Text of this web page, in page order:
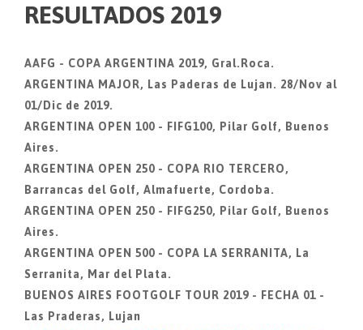
RESULTADOS 2019
AAFG - COPA ARGENTINA 2019, Gral.Roca.
ARGENTINA MAJOR, Las Paderas de Lujan. 28/Nov al
01/Dic de 2019.
ARGENTINA OPEN 100 - FIFG100, Pilar Golf, Buenos
Aires.
ARGENTINA OPEN 250 - COPA RIO TERCERO,
Barrancas del Golf, Almafuerte, Cordoba.
ARGENTINA OPEN 250 - FIFG250, Pilar Golf, Buenos
Aires.
ARGENTINA OPEN 500 - COPA LA SERRANITA, La
Serranita, Mar del Plata.
BUENOS AIRES FOOTGOLF TOUR 2019 - FECHA 01 -
Las Praderas, Lujan